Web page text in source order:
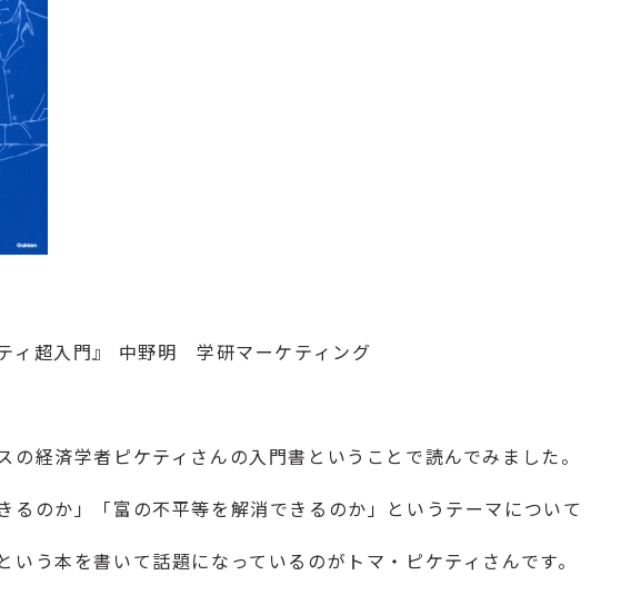
ィ超入門』 中野明 学研マーケティング
の経済学者ピケティさんの入門書ということで読んでみました。
るのか」「富の不平等を解消できるのか」というテーマについて
いう本を書いて話題になっているのがトマ・ピケティさんです。